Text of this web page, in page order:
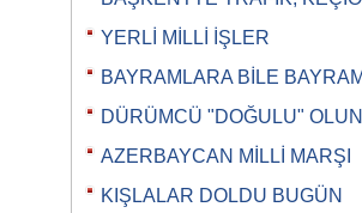
YERLİ MİLLİ İŞLER
BAYRAMLARA BİLE
DÜRÜMCÜ "DOĞULU"
AZERBAYCAN MİLLİ MARŞI
KIŞLALAR DOLDU BUGÜN